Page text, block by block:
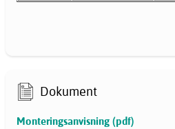
Dokument
Monteringsanvisning (pdf)